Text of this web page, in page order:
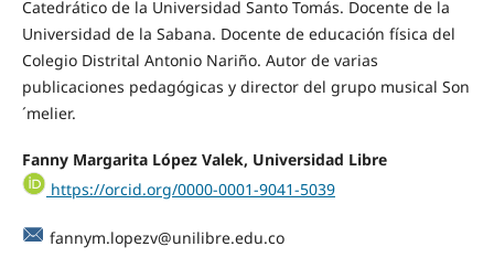
Catedrático de la Universidad Santo Tomás. Docente de la
Universidad de la Sabana. Docente de educación física del
Colegio Distrital Antonio Nariño. Autor de varias
publicaciones pedagógicas y director del grupo musical Son
´melier.
Fanny Margarita López Valek, Universidad Libre
https://orcid.org/0000-0001-9041-5039
fannym.lopezv@unilibre.edu.co